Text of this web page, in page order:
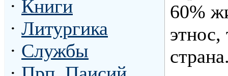
· Книги
· Литургика
· Службы
60%
этнос,